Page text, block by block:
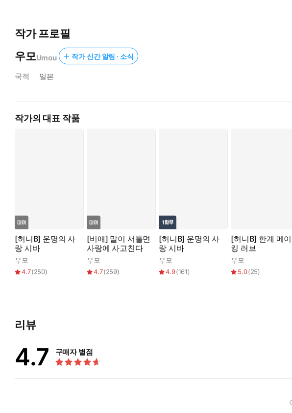
작가 프로필
우모Umou 작가 신간 알림 · 소식
국적 일본
작가의 대표 작품
[허니B] 운명의 사
랑 시바
우모
4.7(250)
[비애] 말이 서툴면
사랑에 사고친다
우모
4.7(259)
[허니B] 운명의 사
랑 시바
우모
4.9(161)
[허니B] 한계 메이
킹 러브
우모
5.0(25)
리뷰
4.7 구매자 별점